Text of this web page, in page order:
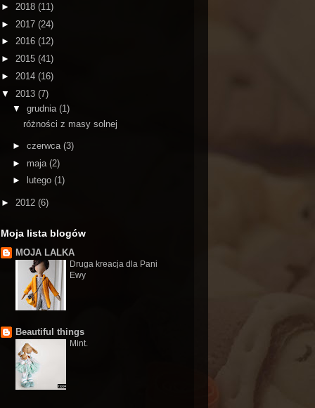
► 2018 (11)
► 2017 (24)
► 2016 (12)
► 2015 (41)
► 2014 (16)
▼ 2013 (7)
▼ grudnia (1)
różności z masy solnej
► czerwca (3)
► maja (2)
►
lutego (1)
► 2012 (6)
Moja lista blogów
MOJA LALKA
Druga kreacja dla Pani
Ewy
Beautiful things
Mint.